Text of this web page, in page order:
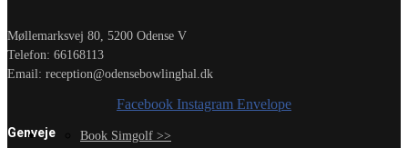
Møllemarksvej 80, 5200 Odense V
Telefon: 66168113
Email: reception@odensebowlinghal.dk
Facebook Instagram Envelope
Genveje Book Simgolf >>